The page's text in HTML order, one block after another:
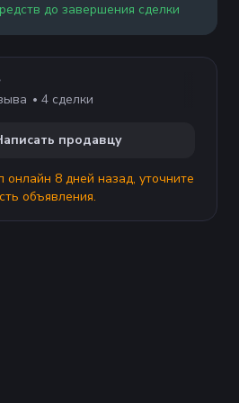
до завершения сделки
4 сделки
продавцу
онлайн 8 дней назад, уточните
объявления.